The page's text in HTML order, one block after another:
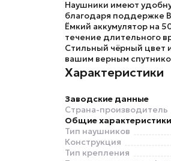
Наушники имеют
благодаря поддержке
Ёмкий аккумулятор на
течение длительного
Стильный чёрный цвет
вашим верным
Характеристики
Заводские данные
Страна-производитель
Общие характеристики
Тип наушников
Конструкция
Тип крепления